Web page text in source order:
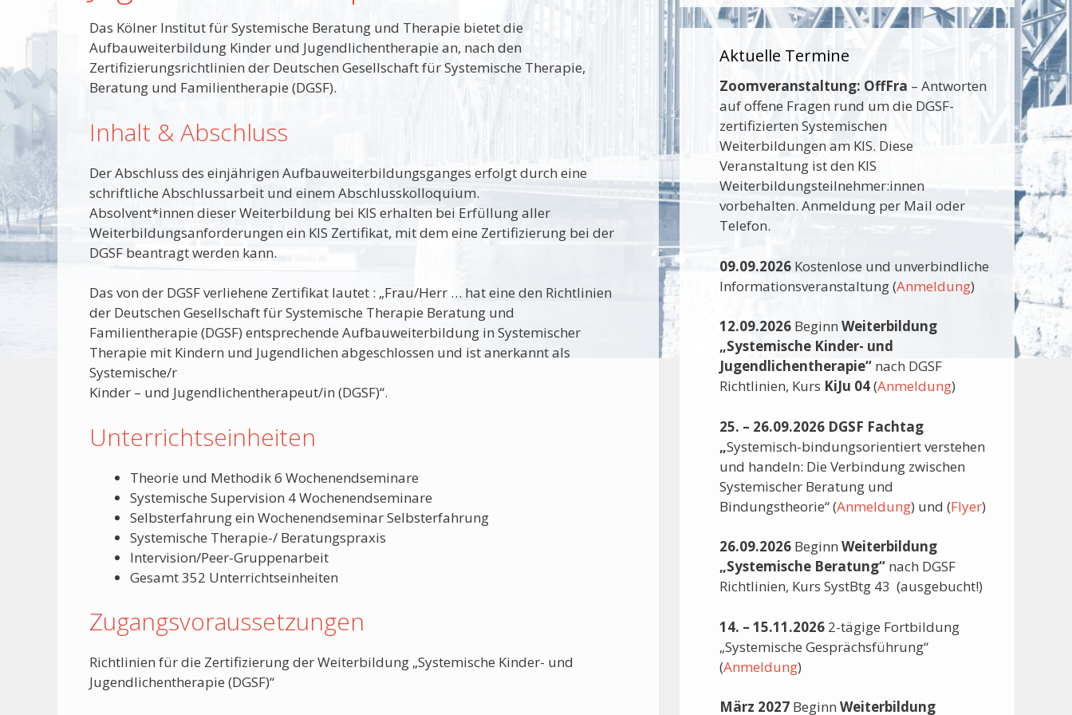
Das Kölner Institut für Systemische Beratung und Therapie bietet die
Aufbauweiterbildung Kinder und Jugendlichentherapie an, nach den
Zertifizierungsrichtlinien der Deutschen Gesellschaft für Systemische Therapie,
Beratung und Familientherapie (DGSF).
Inhalt & Abschluss
Der Abschluss des einjährigen Aufbauweiterbildungsganges erfolgt durch eine
schriftliche Abschlussarbeit und einem Abschlusskolloquium.
Absolvent*innen dieser Weiterbildung bei KIS erhalten bei Erfüllung aller
Weiterbildungsanforderungen ein KIS Zertifikat, mit dem eine Zertifizierung bei der
DGSF beantragt werden kann.
Das von der DGSF verliehene Zertifikat lautet : „Frau/Herr … hat eine den Richtlinien
der Deutschen Gesellschaft für Systemische Therapie Beratung und
Familientherapie (DGSF) entsprechende Aufbauweiterbildung in Systemischer
Therapie mit Kindern und Jugendlichen abgeschlossen und ist anerkannt als
Systemische/r
Kinder – und Jugendlichentherapeut/in (DGSF)“.
Unterrichtseinheiten
Theorie und Methodik 6 Wochenendseminare
Systemische Supervision 4 Wochenendseminare
Selbsterfahrung ein Wochenendseminar Selbsterfahrung
Systemische Therapie-/ Beratungspraxis
Intervision/Peer-Gruppenarbeit
Gesamt 352 Unterrichtseinheiten
Zugangsvoraussetzungen
Richtlinien für die Zertifizierung der Weiterbildung „Systemische Kinder- und
Jugendlichentherapie (DGSF)“
Aktuelle Termine
Zoomveranstaltung: OffFra – Antworten
auf offene Fragen rund um die DGSF-
zertifizierten Systemischen
Weiterbildungen am KIS. Diese
Veranstaltung ist den KIS
Weiterbildungsteilnehmer:innen
vorbehalten. Anmeldung per Mail oder
Telefon.
09.09.2026 Kostenlose und unverbindliche
Informationsveranstaltung (Anmeldung)
12.09.2026 Beginn Weiterbildung
„Systemische Kinder- und
Jugendlichentherapie“ nach DGSF
Richtlinien, Kurs KiJu 04(Anmeldung)
25. – 26.09.2026 DGSF Fachtag
„Systemisch-bindungsorientiert verstehen
und handeln: Die Verbindung zwischen
Systemischer Beratung und
Bindungstheorie“(Anmeldung) und (Flyer)
26.09.2026 Beginn Weiterbildung
„Systemische Beratung“ nach DGSF
Richtlinien, Kurs SystBtg 43 (ausgebucht!)
14. – 15.11.2026 2-tägige Fortbildung
„Systemische Gesprächsführung“
(Anmeldung)
März 2027 Beginn Weiterbildung